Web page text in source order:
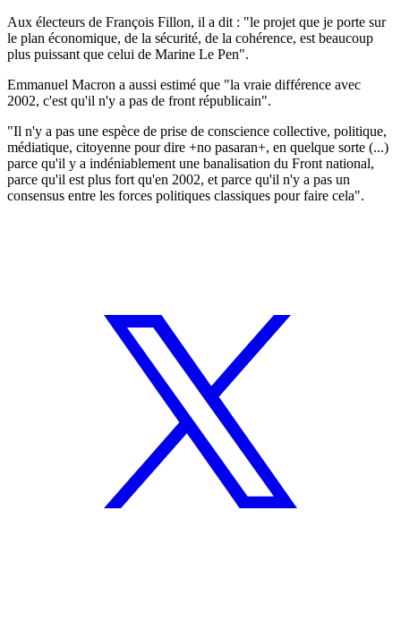
Aux électeurs de François Fillon, il a dit : "le projet que je porte sur
le plan économique, de la sécurité, de la cohérence, est beaucoup
plus puissant que celui de Marine Le Pen".
Emmanuel Macron a aussi estimé que "la vraie différence avec
2002, c'est qu'il n'y a pas de front républicain".
"Il n'y a pas une espèce de prise de conscience collective, politique,
médiatique, citoyenne pour dire +no pasaran+, en quelque sorte (...)
parce qu'il y a indéniablement une banalisation du Front national,
parce qu'il est plus fort qu'en 2002, et parce qu'il n'y a pas un
consensus entre les forces politiques classiques pour faire cela".